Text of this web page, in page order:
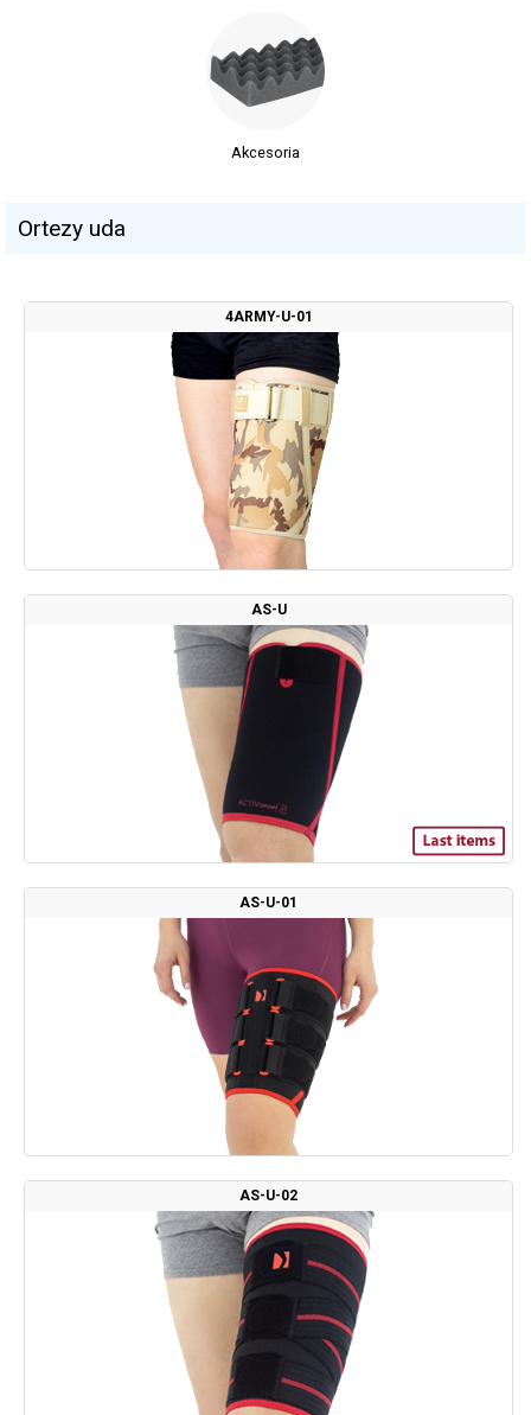
Akcesoria
Ortezy uda
4ARMY-U-01
AS-U
AS-U-01
AS-U-02